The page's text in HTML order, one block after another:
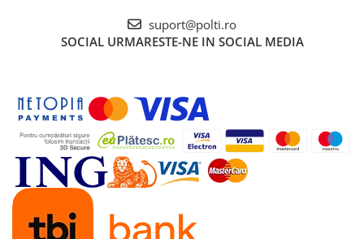
suport@polti.ro
SOCIAL URMARESTE-NE IN SOCIAL MEDIA